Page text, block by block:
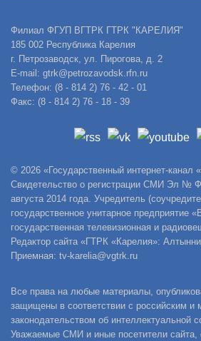
Филиал ФГУП ВГТРК ГТРК "КАРЕЛИЯ"
185 002 Республика Карелия
г. Петрозаводск, ул. Пирогова, д. 2
E-mail: gtrk@petrozavodsk.rfn.ru
Телефон: (8 - 814 2) 76 - 42 - 01
Факс: (8 - 814 2) 76 - 18 - 39
© 2026 «Государственный интернет-канал
Свидетельство о регистрации СМИ Эл №
августа 2014 года. Учредитель
государственное унитарное предприятие
государственная телевизионная и
Редактор сайта «ГТРК «Карелия»:
Приемная: tv-karelia@vgtrk.ru
Все права на любые материалы,
защищены в соответствии с российским и
законодательством об интеллектуальной
Уважаемые СМИ и иные посетители сайта,